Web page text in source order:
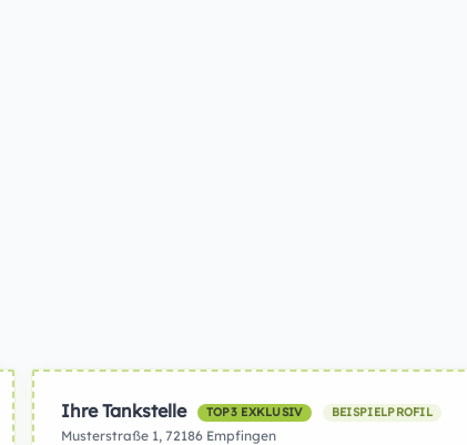
Ihre Tankstelle TOP3 EXKLUSIV BEISPIELPROFIL
Musterstraße 1, 72186 Empfingen